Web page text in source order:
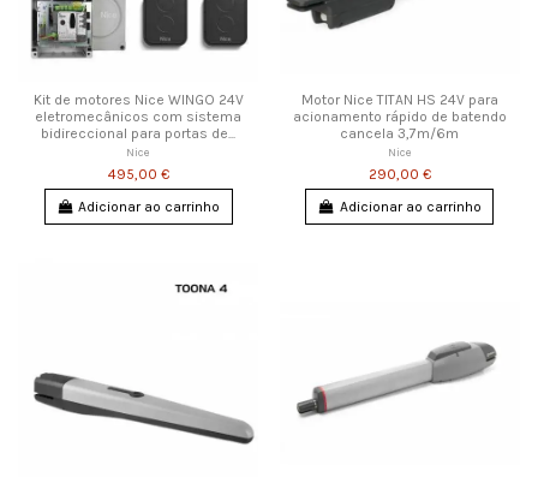
Kit de motores Nice WINGO 24V
eletromecânicos com sistema
bidireccional para portas de...
Nice
495,00 €
Adicionar ao carrinho
Motor Nice TITAN HS 24V para
acionamento rápido de batendo
cancela 3,7m/6m
Nice
290,00 €
Adicionar ao carrinho